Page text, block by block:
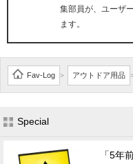
集部員が、ユーザ
ます。
Fav-Log > アウトドア用品
Special
「5年